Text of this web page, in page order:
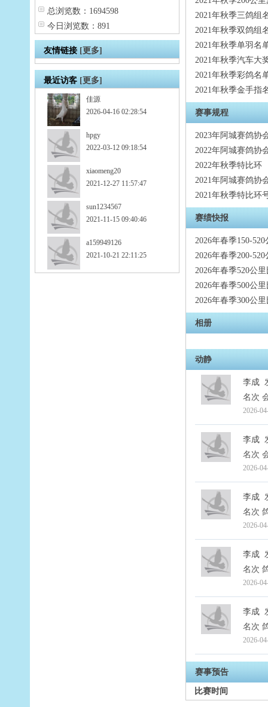
总浏览数：1694598
今日浏览数：891
友情链接 [更多]
最近访客 [更多]
佳源
2026-04-16 02:28:54
hpgy
2022-03-12 09:18:54
xiaomeng20
2021-12-27 11:57:47
sun1234567
2021-11-15 09:40:46
a159949126
2021-10-21 22:11:25
2021年秋季三鸽组
2021年秋季双鸽组
2021年秋季单羽名
2021年秋季汽车大
2021年秋季彩鸽名
2021年秋季金手指
赛事规程
2023年阿城赛鸽协
2022年阿城赛鸽协
2022年秋季特比环
2021年阿城赛鸽协
2021年秋季特比环
赛绩快报
2026年春季150-
2026年春季200-
2026年春季520公
2026年春季500公
2026年春季300公
相册
动静
李成
名次
2026-
李成
名次
2026-
李成
名次
2026-
李成
名次
2026-
李成
名次
2026-
赛事预告
比赛时间